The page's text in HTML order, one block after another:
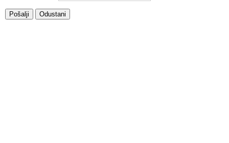
Pošalji Odustani